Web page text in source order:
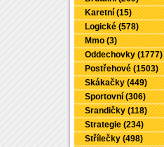
Karetní (15)
Logické (578)
Mmo (3)
Oddechovky (1777)
Postřehové (1503)
Skákačky (449)
Sportovní (306)
Srandičky (118)
Strategie (234)
Střílečky (498)